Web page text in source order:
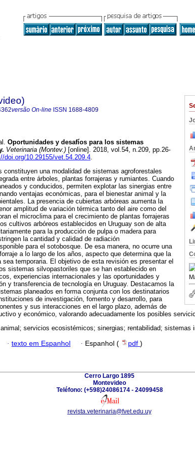
versão On-line ISSN 1688-4809
Oportunidades y desafíos para los sistemas
Veterinaria (Montev.) [online]. 2018, vol.54, n.209, pp.26-
doi.org/10.29155/vet.54.209.4.
constituyen una modalidad de sistemas agroforestales
entre árboles, plantas forrajeras y rumiantes. Cuando
y conducidos, permiten explotar las sinergias entre
ventajas económicas, para el bienestar animal y la
La presencia de cubiertas arbóreas aumenta la
amplitud de variación térmica tanto del aire como del
el microclima para el crecimiento de plantas forrajeras
cultivos arbóreos establecidos en Uruguay son de alta
para la producción de pulpa o madera para
la cantidad y calidad de radiación
para el sotobosque. De esa manera, no ocurre una
a lo largo de los años, aspecto que determina que la
temporaria. El objetivo de esta revisión es presentar el
sistemas silvopastoriles que se han establecido en
experiencias internacionales y las oportunidades y
y transferencia de tecnología en Uruguay. Destacamos la
planeados en forma conjunta con los destinatarios
de investigación, fomento y desarrollo, para
y sus interacciones en el largo plazo, además de
y económico, valorando adecuadamente los posibles
animal; servicios ecosistémicos; sinergias; rentabilidad; sistemas
· texto em Espanhol · Espanhol ( pdf )
Cerro Largo 1895
Montevideo
Teléfono: (+598)24086174 - 24099458
revista.veterinaria@fvet.edu.uy